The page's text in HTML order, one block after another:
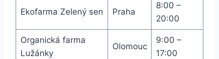
Ekofarma Zelený‌ sen Praha
8:00 –
20:00
Organická farma
Lužánky
Olomouc
9:00 –
17:00